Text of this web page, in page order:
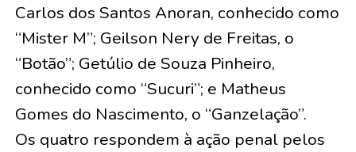
Carlos dos Santos Anoran, conhecido como
“Mister M”; Geilson Nery de Freitas, o
“Botão”; Getúlio de Souza Pinheiro,
conhecido como “Sucuri”; e Matheus
Gomes do Nascimento, o “Ganzelação”.
Os quatro respondem à ação penal pelos